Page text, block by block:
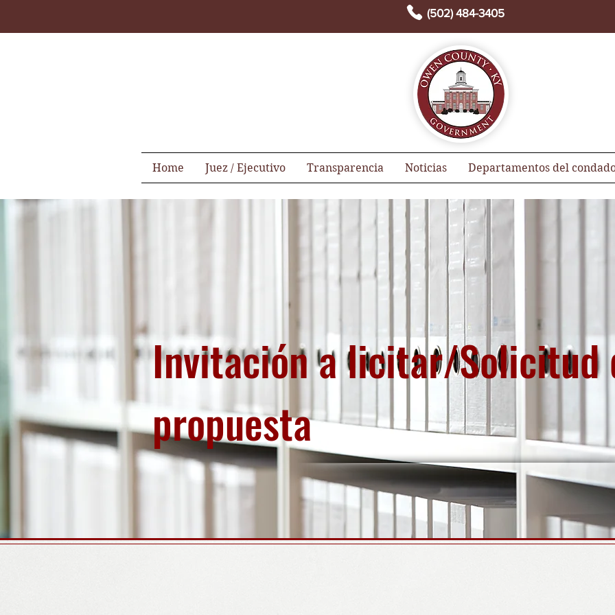
(502) 484-3405
Home Juez / Ejecutivo Transparencia Noticias Departamentos del
Invitación a licitar/Solicitud
propuesta